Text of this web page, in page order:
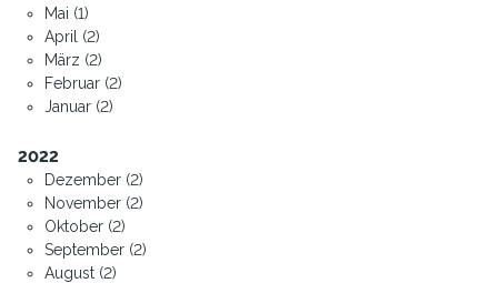
Mai (1)
April (2)
März (2)
Februar (2)
Januar (2)
2022
Dezember (2)
November (2)
Oktober (2)
September (2)
August (2)